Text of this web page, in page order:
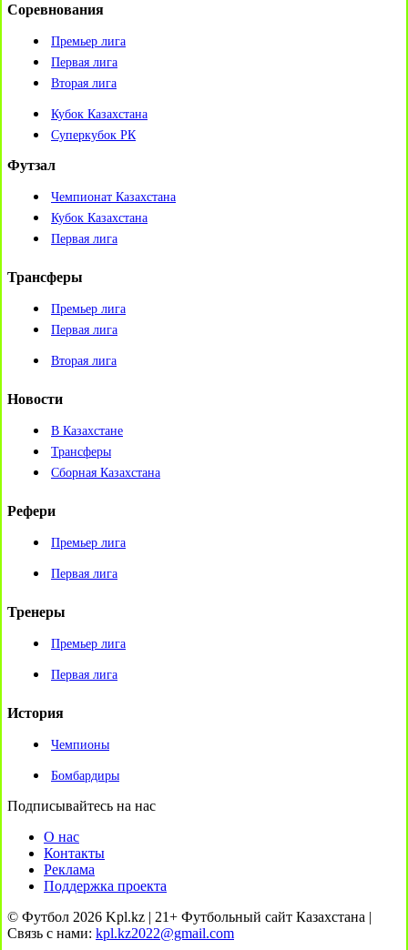
Соревнования
Премьер лига
Первая лига
Вторая лига
Кубок Казахстана
Суперкубок РК
Футзал
Чемпионат Казахстана
Кубок Казахстана
Первая лига
Трансферы
Премьер лига
Первая лига
Вторая лига
Новости
В Казахстане
Трансферы
Сборная Казахстана
Рефери
Премьер лига
Первая лига
Тренеры
Премьер лига
Первая лига
История
Чемпионы
Бомбардиры
Подписывайтесь на нас
О нас
Контакты
Реклама
Поддержка проекта
© Футбол 2026 Kpl.kz | 21+ Футбольный сайт Казахстана |
Связь с нами: kpl.kz2022@gmail.com